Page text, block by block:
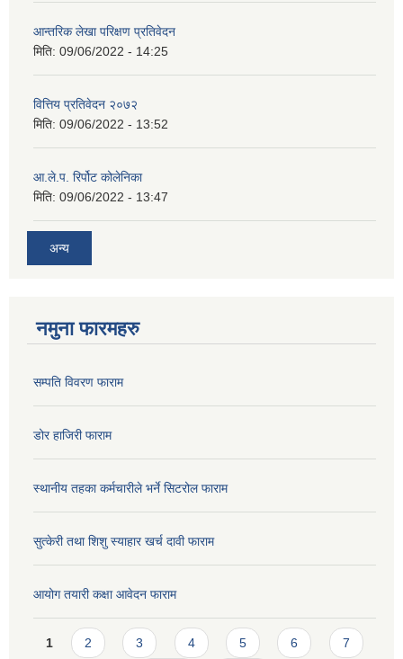
आन्तरिक लेखा परिक्षण प्रतिवेदन
मिति: 09/06/2022 - 14:25
वित्तिय प्रतिवेदन २०७२
मिति: 09/06/2022 - 13:52
आ.ले.प. रिर्पोट कोलेनिका
मिति: 09/06/2022 - 13:47
अन्य
नमुना फारमहरु
सम्पति विवरण फाराम
डोर हाजिरी फाराम
स्थानीय तहका कर्मचारीले भर्ने सिटरोल फाराम
सुत्केरी तथा शिशु स्याहार खर्च दावी फाराम
आयोग तयारी कक्षा आवेदन फाराम
Pages
1 2 3 4 5 6 7